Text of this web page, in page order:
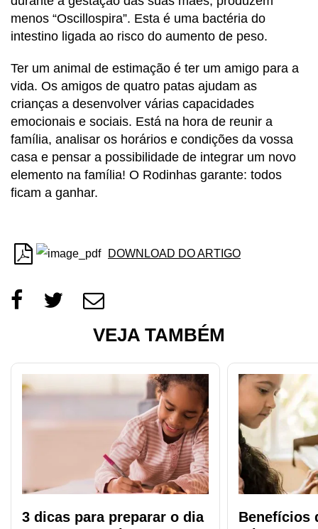
menos “Oscillospira”. Esta é uma bactéria do
intestino ligada ao risco do aumento de peso.
Ter um animal de estimação é ter um amigo para a
vida. Os amigos de quatro patas ajudam as
crianças a desenvolver várias capacidades
emocionais e sociais. Está na hora de reunir a
família, analisar os horários e condições da vossa
casa e pensar a possibilidade de integrar um novo
elemento na família! O Rodinhas garante: todos
ficam a ganhar.
DOWNLOAD DO ARTIGO
VEJA TAMBÉM
3 dicas para preparar o dia
Benefícios